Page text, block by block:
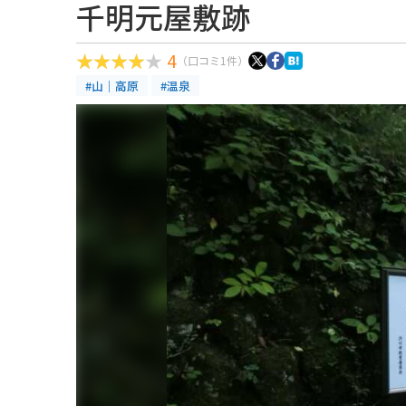
千明元屋敷跡
4 （口コミ1件）
#山｜高原 #温泉